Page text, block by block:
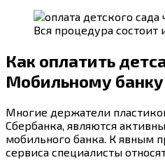
Вся процедура состоит
Как оплатить
Мобильному банку
Многие держатели
Сбербанка, являются
мобильного банка. К явным
сервиса специалисты